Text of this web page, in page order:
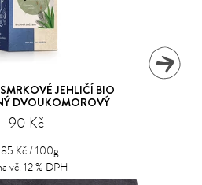
JEHLIČÍ BIO
DVOUKOMOROVÝ
90 Kč
Kč / 100g
vč. 12 % DPH